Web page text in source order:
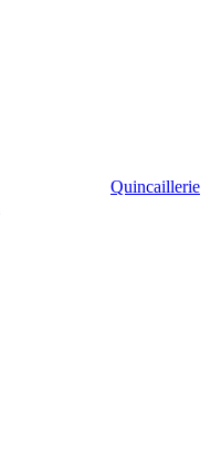
Quincaillerie